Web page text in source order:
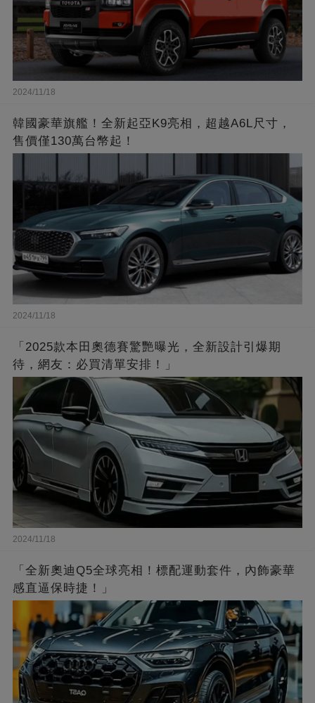
2024/11/18
韓國豪華旗艦！全新起亞K9亮相，超越A6L尺寸，
售價僅130萬台幣起！
2024/11/18
「2025款本田奧德賽驚艷曝光，全新設計引爆期
待，網友：必買清單安排！」
2024/11/18
「全新奧迪Q5全球亮相！標配運動套件，內飾豪華
感直逼保時捷！」